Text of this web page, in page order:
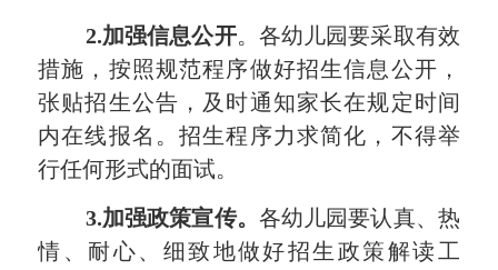
2.加强信息公开。各幼儿园要采取有效
措施，按照规范程序做好招生信息公开，
张贴招生公告，及时通知家长在规定时间
内在线报名。招生程序力求简化， 不得举
行任何形式的面试。
3.加强政策宣传。 各幼儿园要认真、热
情、耐心、细致地做好招生政策解读工